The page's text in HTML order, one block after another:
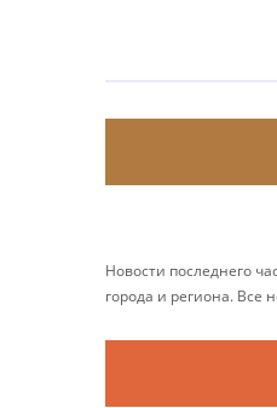
Новости последнего
города и региона. Все